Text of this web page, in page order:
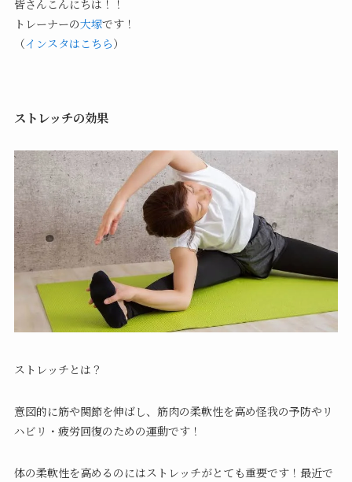
皆さんこんにちは！！
トレーナーの大塚です！
（インスタはこちら）
ストレッチの効果
ストレッチとは？
意図的に筋や関節を伸ばし、筋肉の柔軟性を高め怪我の予防やリ
ハビリ・疲労回復のための運動です！
体の柔軟性を高めるのにはストレッチがとても重要です！最近で